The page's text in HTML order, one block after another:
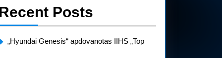
Posts
„Hyundai Genesis“ apdovanotas IIHS „Top